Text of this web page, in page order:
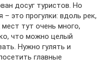
досуг туристов. Но
это прогулки: вдоль рек,
тут очень много,
что можно целый
Нужно гулять и
главные